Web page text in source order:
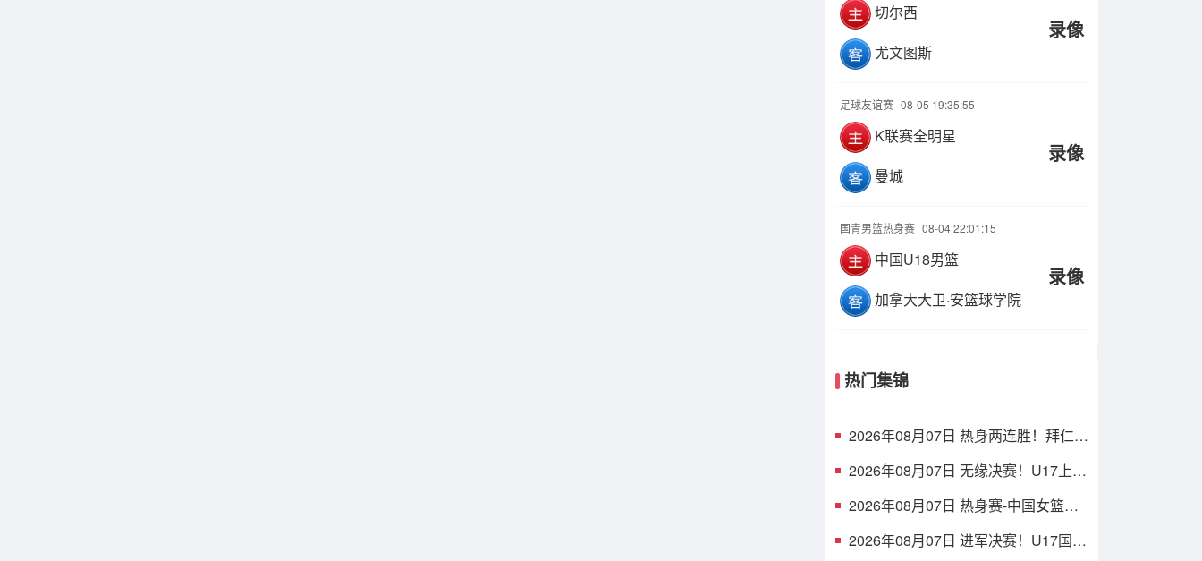
切尔西
尤文图斯
录像
足球友谊赛 08-05 19:35:55
K联赛全明星
曼城
录像
国青男篮热身赛 08-04 22:01:15
中国U18男篮
加拿大大卫·安篮球学院
录像
热门集锦
2026年08月07日 热身两连胜！拜仁2-
建功
2026年08月07日 无缘决赛！U17上海
王启戎扑点
2026年08月07日 热身赛-中国女篮险
2026年08月07日 进军决赛！U17国足